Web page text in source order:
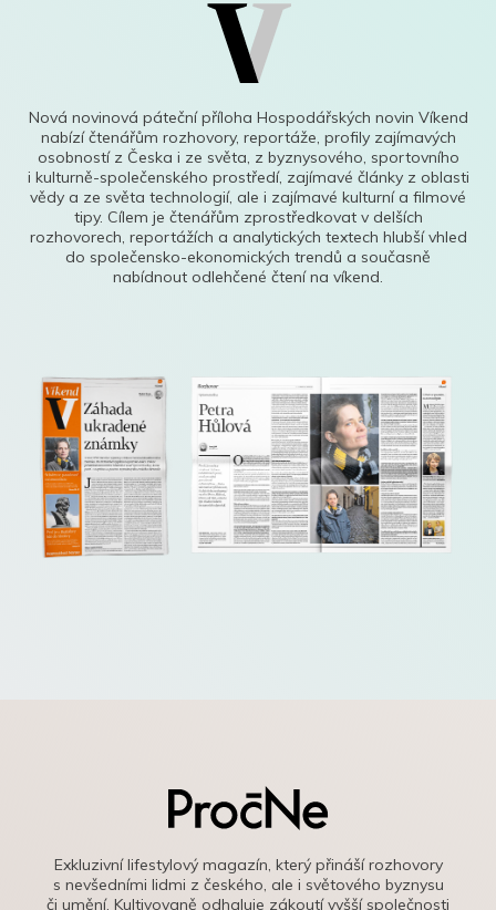
Nová novinová páteční příloha Hospodářských novin Víkend
nabízí čtenářům rozhovory, reportáže, profily zajímavých
osobností z Česka i ze světa, z byznysového, sportovního
i kulturně-společenského prostředí, zajímavé články z oblasti
vědy a ze světa technologií, ale i zajímavé kulturní a filmové
tipy. Cílem je čtenářům zprostředkovat v delších
rozhovorech, reportážích a analytických textech hlubší vhled
do společensko-ekonomických trendů a současně
nabídnout odlehčené čtení na víkend.
Exkluzivní lifestylový magazín, který přináší rozhovory
s nevšedními lidmi z českého, ale i světového byznysu
či umění. Kultivovaně odhaluje zákoutí vyšší společnosti